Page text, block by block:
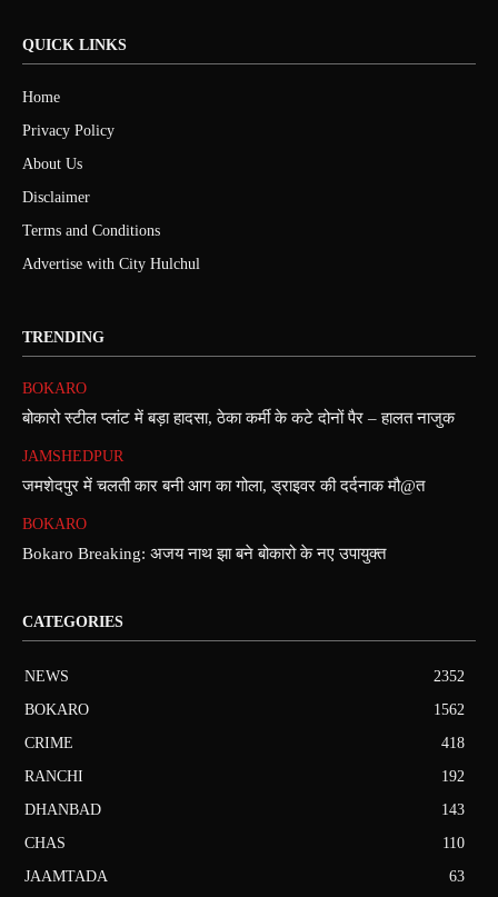
QUICK LINKS
Home
Privacy Policy
About Us
Disclaimer
Terms and Conditions
Advertise with City Hulchul
TRENDING
BOKARO
बोकारो स्टील प्लांट में बड़ा हादसा, ठेका कर्मी के कटे दोनों पैर – हालत नाजुक
JAMSHEDPUR
जमशेदपुर में चलती कार बनी आग का गोला, ड्राइवर की दर्दनाक मौ@त
BOKARO
Bokaro Breaking: अजय नाथ झा बने बोकारो के नए उपायुक्त
CATEGORIES
NEWS
2352
BOKARO
1562
CRIME
418
RANCHI
192
DHANBAD
143
CHAS
110
JAAMTADA
63